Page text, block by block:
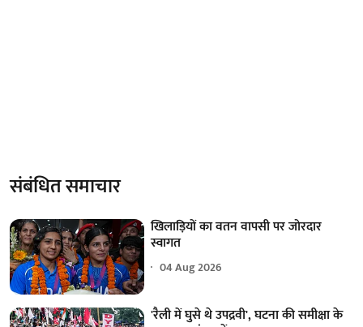
संबंधित समाचार
खिलाड़ियों का वतन वापसी पर जोरदार
स्वागत
04 Aug 2026
'रैली में घुसे थे उपद्रवी', घटना की समीक्षा के